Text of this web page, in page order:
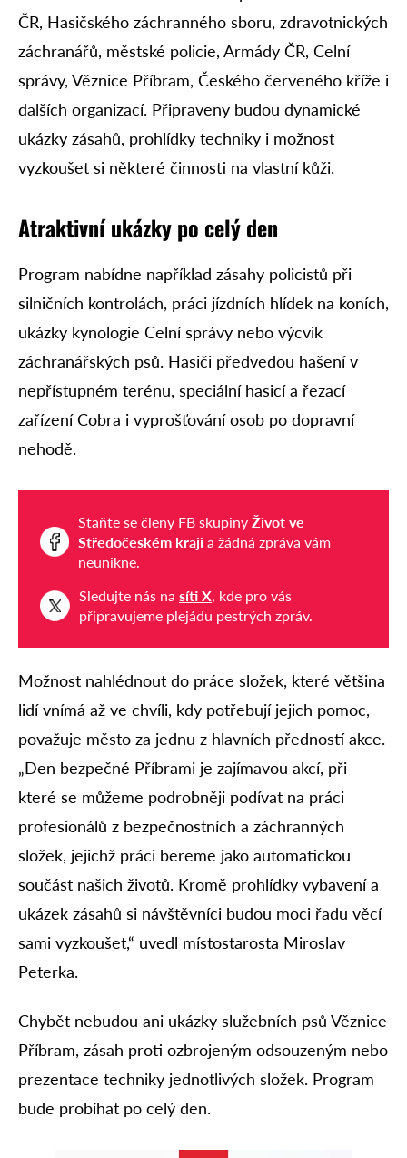
ČR, Hasičského záchranného sboru, zdravotnických
záchranářů, městské policie, Armády ČR, Celní
správy, Věznice Příbram, Českého červeného kříže i
dalších organizací. Připraveny budou dynamické
ukázky zásahů, prohlídky techniky i možnost
vyzkoušet si některé činnosti na vlastní kůži.
Atraktivní ukázky po celý den
Program nabídne například zásahy policistů při
silničních kontrolách, práci jízdních hlídek na koních,
ukázky kynologie Celní správy nebo výcvik
záchranářských psů. Hasiči předvedou hašení v
nepřístupném terénu, speciální hasicí a řezací
zařízení Cobra i vyprošťování osob po dopravní
nehodě.
Staňte se členy FB skupiny Život ve
Středočeském kraji a žádná zpráva vám
neunikne.
Sledujte nás na síti X, kde pro vás
připravujeme plejádu pestrých zpráv.
Možnost nahlédnout do práce složek, které většina
lidí vnímá až ve chvíli, kdy potřebují jejich pomoc,
považuje město za jednu z hlavních předností akce.
„Den bezpečné Příbrami je zajímavou akcí, při
které se můžeme podrobněji podívat na práci
profesionálů z bezpečnostních a záchranných
složek, jejichž práci bereme jako automatickou
součást našich životů. Kromě prohlídky vybavení a
ukázek zásahů si návštěvníci budou moci řadu věcí
sami vyzkoušet,“ uvedl místostarosta Miroslav
Peterka.
Chybět nebudou ani ukázky služebních psů Věznice
Příbram, zásah proti ozbrojeným odsouzeným nebo
prezentace techniky jednotlivých složek. Program
bude probíhat po celý den.